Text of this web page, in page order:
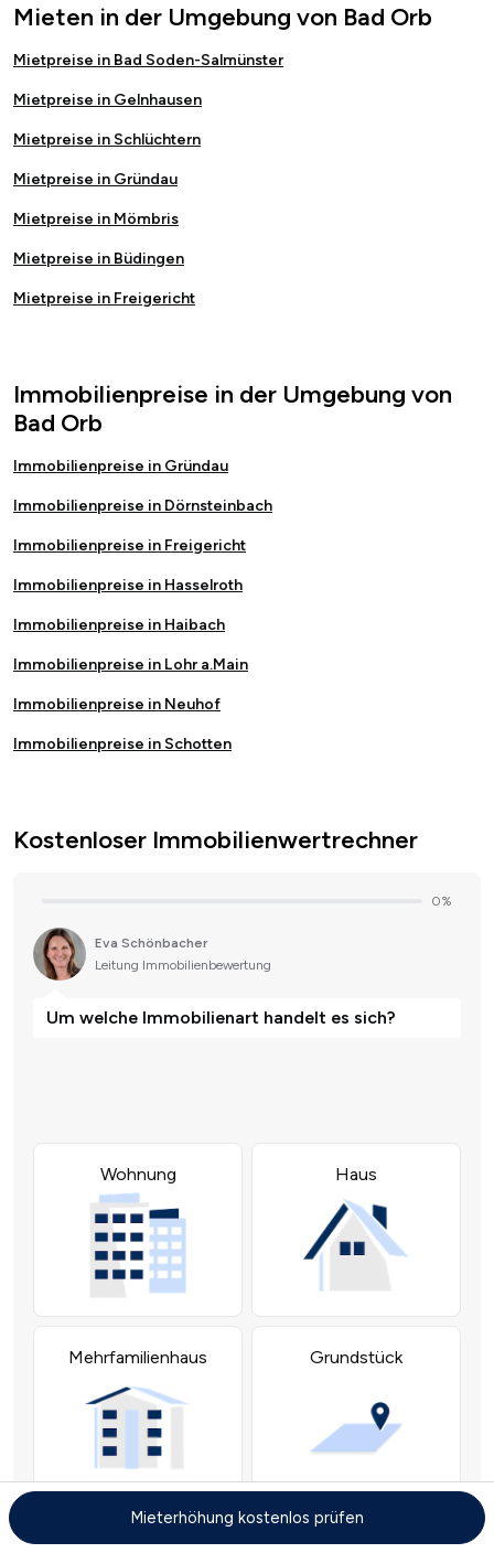
Mieten in der Umgebung von Bad Orb
Mietpreise in Bad Soden-Salmünster
Mietpreise in Gelnhausen
Mietpreise in Schlüchtern
Mietpreise in Gründau
Mietpreise in Mömbris
Mietpreise in Büdingen
Mietpreise in Freigericht
Immobilienpreise in der Umgebung von
Bad Orb
Immobilienpreise in Gründau
Immobilienpreise in Dörnsteinbach
Immobilienpreise in Freigericht
Immobilienpreise in Hasselroth
Immobilienpreise in Haibach
Immobilienpreise in Lohr a.Main
Immobilienpreise in Neuhof
Immobilienpreise in Schotten
Kostenloser Immobilienwertrechner
Mieterhöhung kostenlos prüfen